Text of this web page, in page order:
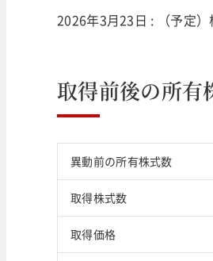
2026年3月23日 : （予定
取得前後の所有
異動前の所有株式数
取得株式数
取得価格